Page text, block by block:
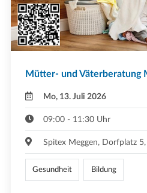
Mütter- und Väterberatung
Mo, 13. Juli 2026
09:00 - 11:30 Uhr
Spitex Meggen, Dorfplatz
Gesundheit Bildung